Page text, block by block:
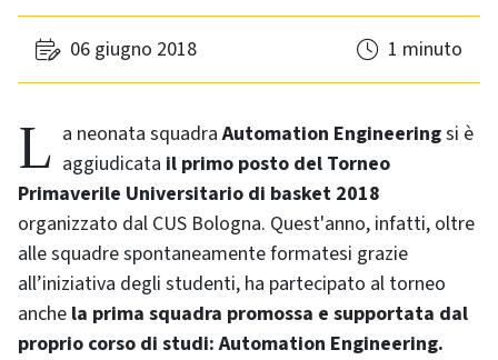
06 giugno 2018 1 minuto
La neonata squadraAutomation Engineeringsi è
aggiudicata il primo posto del Torneo
Primaverile Universitario di basket 2018
organizzato dal CUS Bologna. Quest'anno, infatti, oltre
alle squadre spontaneamente formatesi grazie
all’iniziativa degli studenti, ha partecipato al torneo
anche la prima squadra promossa e supportata dal
proprio corso di studi: Automation Engineering.